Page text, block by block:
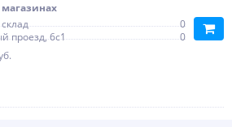
0
проезд, 6с1
0